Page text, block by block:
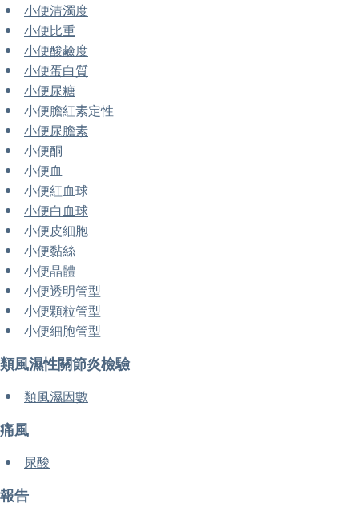
小便清濁度
小便比重
小便酸鹼度
小便蛋白質
小便尿糖
小便膽紅素定性
小便尿膽素
小便酮
小便血
小便紅血球
小便白血球
小便皮細胞
小便黏絲
小便晶體
小便透明管型
小便顆粒管型
小便細胞管型
類風濕性關節炎檢驗
類風濕因數
痛風
尿酸
報告